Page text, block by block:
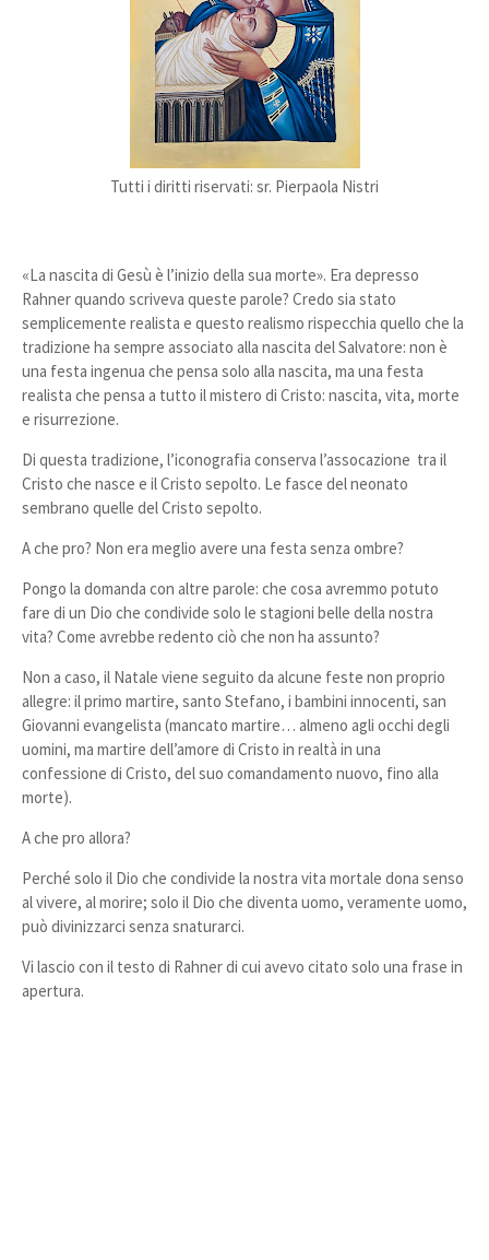
Tutti i diritti riservati: sr. Pierpaola Nistri
«La nascita di Gesù è l’inizio della sua morte». Era depresso
Rahner quando scriveva queste parole? Credo sia stato
semplicemente realista e questo realismo rispecchia quello che la
tradizione ha sempre associato alla nascita del Salvatore: non è
una festa ingenua che pensa solo alla nascita, ma una festa
realista che pensa a tutto il mistero di Cristo: nascita, vita, morte
e risurrezione.
Di questa tradizione, l’iconografia conserva l’assocazione tra il
Cristo che nasce e il Cristo sepolto. Le fasce del neonato
sembrano quelle del Cristo sepolto.
A che pro? Non era meglio avere una festa senza ombre?
Pongo la domanda con altre parole: che cosa avremmo potuto
fare di un Dio che condivide solo le stagioni belle della nostra
vita? Come avrebbe redento ciò che non ha assunto?
Non a caso, il Natale viene seguito da alcune feste non proprio
allegre: il primo martire, santo Stefano, i bambini innocenti, san
Giovanni evangelista (mancato martire… almeno agli occhi degli
uomini, ma martire dell’amore di Cristo in realtà in una
confessione di Cristo, del suo comandamento nuovo, fino alla
morte).
A che pro allora?
Perché solo il Dio che condivide la nostra vita mortale dona senso
al vivere, al morire; solo il Dio che diventa uomo, veramente uomo,
può divinizzarci senza snaturarci.
Vi lascio con il testo di Rahner di cui avevo citato solo una frase in
apertura.